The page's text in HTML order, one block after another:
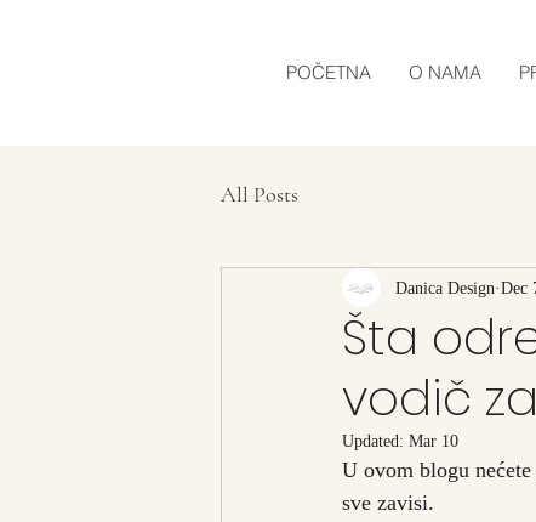
POČETNA O NAMA
All Posts
Šta
vodič
Danica Design Dec
Updated: Mar 10
U ovom blogu
sve zavisi.